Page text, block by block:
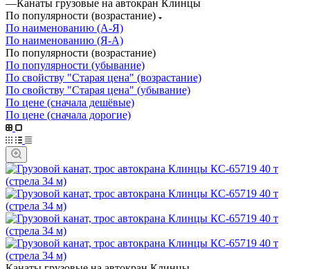
—Канаты грузовые на автокран Клинцы
По популярности (возрастание)
По наименованию (А-Я)
По наименованию (Я-А)
По популярности (возрастание)
По популярности (убывание)
По свойству "Старая цена" (возрастание)
По свойству "Старая цена" (убывание)
По цене (сначала дешёвые)
По цене (сначала дорогие)